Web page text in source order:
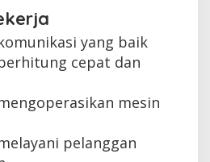
yang baik
cepat dan
mesin
pelanggan